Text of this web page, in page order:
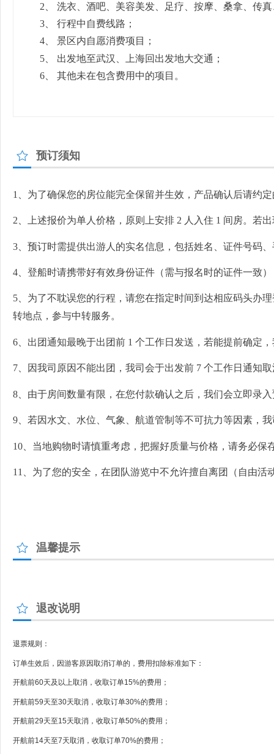
2、 洗衣、酒吧、美容美发、足疗、按摩、桑拿、传
3、 行程中自费线路；
4、 景区内自愿消费项目；
5、 出发地至武汉、上海回出发地大交通；
6、 其他未在包含费用中的项目。
预订须知
1、为了确保您的房位能完全保留并生效，产品确认后请约
2、上述报价为单人价格，原则上安排 2 人入住 1 间房。若
3、预订时需提供出游人的实名信息，包括姓名、证件号码
4、登船时请携带好有效身份证件（需与报名时的证件一致
5、为了不耽误您的行程，请您在指定时间到达相应码头办
转地点，参与中转服务。
6、出团通知最晚于出团前 1 个工作日发送，若能提前确定
7、因我司原因不能出团，我司会于出发前 7 个工作日通知
8、由于房间数量有限，在您付款确认之后，我们会立即录
9、若因水文、水位、气象、航道管制等不可抗力等因素，
10、当地购物时请慎重考虑，把握好质量与价格，请务必
11、为了您的安全，在团队游览中不允许擅自离团（自由活
温馨提示
退改说明
退票规则：
订单生效后，因游客原因取消订单的，费用扣除标准如下：
开航前60天及以上取消，收取订单15%的费用；
开航前59天至30天取消，收取订单30%的费用；
开航前29天至15天取消，收取订单50%的费用；
开航前14天至7天取消，收取订单70%的费用；